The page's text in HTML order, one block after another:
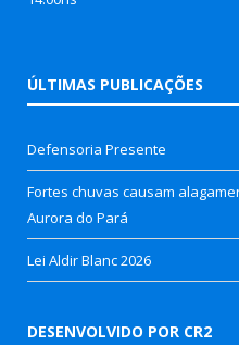
ÚLTIMAS PUBLICAÇÕES
Defensoria Presente
Fortes chuvas causam
Aurora do Pará
Lei Aldir Blanc 2026
DESENVOLVIDO POR CR2